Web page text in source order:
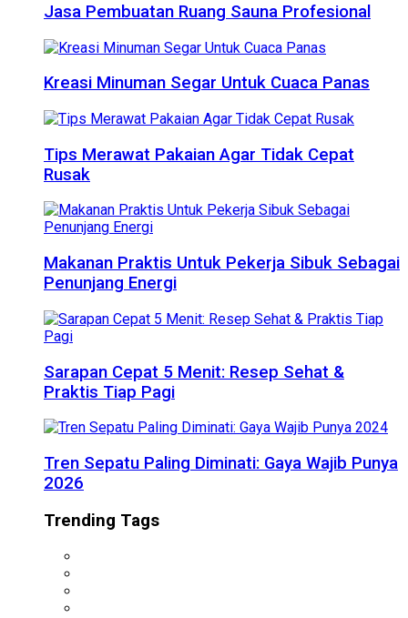
Jasa Pembuatan Ruang Sauna Profesional
Kreasi Minuman Segar Untuk Cuaca Panas
Tips Merawat Pakaian Agar Tidak Cepat
Rusak
Makanan Praktis Untuk Pekerja Sibuk Sebagai
Penunjang Energi
Sarapan Cepat 5 Menit: Resep Sehat &
Praktis Tiap Pagi
Tren Sepatu Paling Diminati: Gaya Wajib Punya
2026
Trending Tags